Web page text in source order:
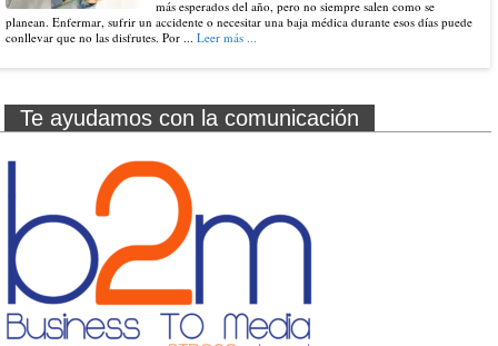
más esperados del año, pero no siempre salen como se
planean. Enfermar, sufrir un accidente o necesitar una baja médica durante esos días puede
conllevar que no las disfrutes. Por ... Leer más ...
Te ayudamos con la comunicación